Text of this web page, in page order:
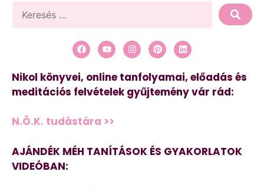
Nikol könyvei, online tanfolyamai, előadás és
meditációs felvételek gyűjtemény vár rád:
N.Ö.K. tudástára >>
AJÁNDÉK MÉH TANÍTÁSOK ÉS GYAKORLATOK
VIDEÓBAN: